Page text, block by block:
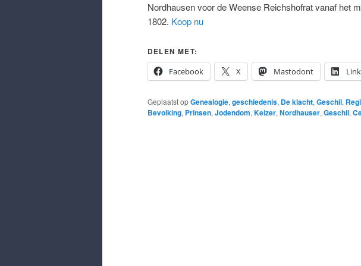
Nordhausen voor de Weense Reichshofrat vanaf het
1802. Koop nu
DELEN MET:
Facebook
X Mastodont
Geplaatst opGenealogie, geschiedenis, De klacht, Geschil,
Bevolking, Prinsen, Jodendom, Keizer, Nordhauser, Geschil,